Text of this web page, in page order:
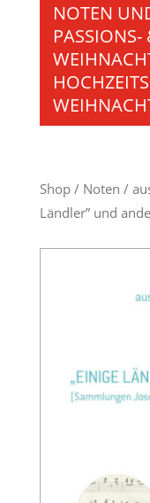
NOTEN
PASSIONS-
Shop/ Noten /
Ländler” und